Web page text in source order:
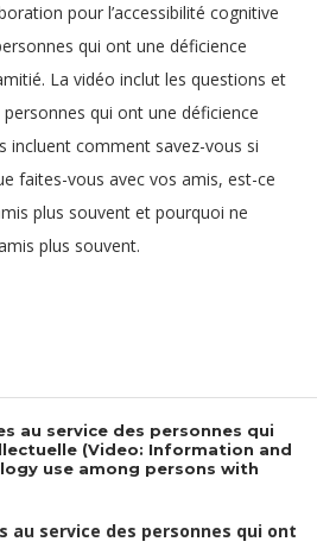
pour l’accessibilité cognitive
qui ont une déficience
La vidéo inclut les questions et
qui ont une déficience
incluent comment savez-vous si
faites-vous avec vos amis, est-ce
plus souvent et pourquoi ne
plus souvent.
au service des personnes qui
(Video: Information and
use among persons with
au service des personnes qui ont